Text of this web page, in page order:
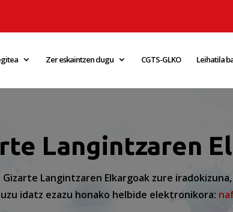
Zer eskaintzen dugu CGTS-GLKO Leihatila
Langintzaren
Langintzaren Elkargoak zure
idatz ezazu honako helbide elektronikora: